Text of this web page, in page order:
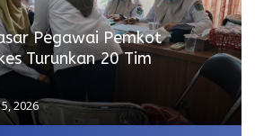
Pegawai Pemkot
Turunkan 20 Tim
2026